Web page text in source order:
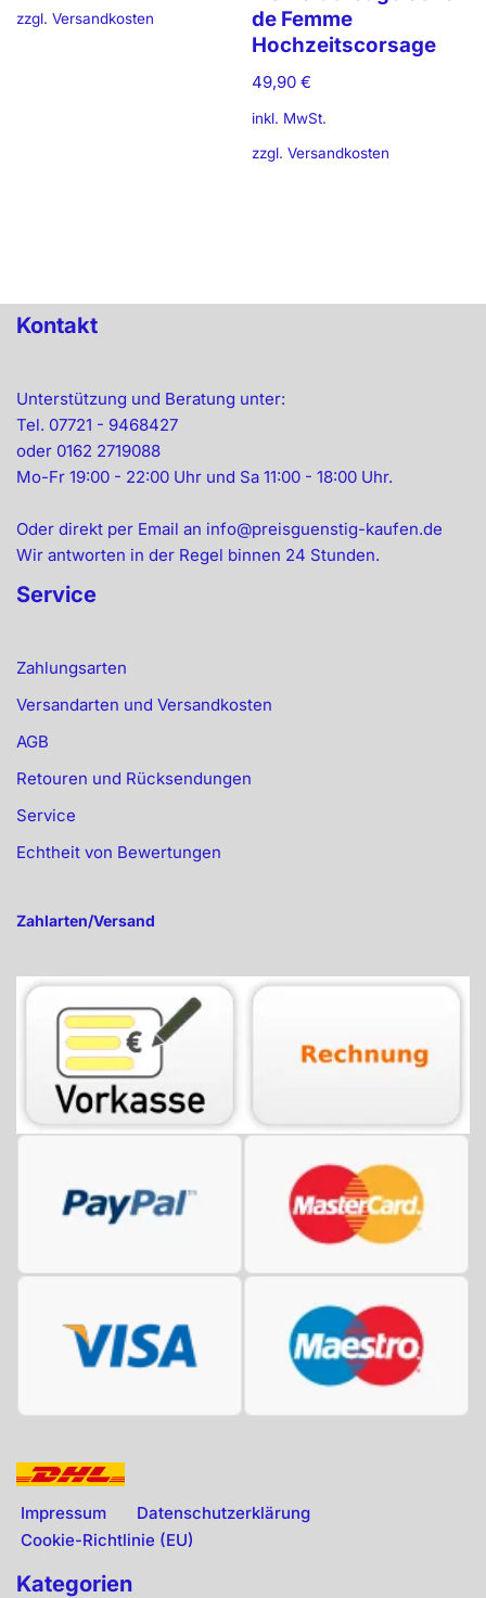
zzgl. Versandkosten
de Femme
Hochzeitscorsage
49,90€
inkl. MwSt.
zzgl.Versandkosten
Kontakt
Unterstützung und Beratung unter:
Tel. 07721 - 9468427
oder 0162 2719088
Mo-Fr 19:00 - 22:00 Uhr und Sa 11:00 - 18:00 Uhr.
Oder direkt per Email an info@preisguenstig-kaufen.de
Wir antworten in der Regel binnen 24 Stunden.
Service
Zahlungsarten
Versandarten und Versandkosten
AGB
Retouren und Rücksendungen
Service
Echtheit von Bewertungen
Zahlarten/Versand
Impressum
Datenschutzerklärung
Cookie-Richtlinie (EU)
Kategorien